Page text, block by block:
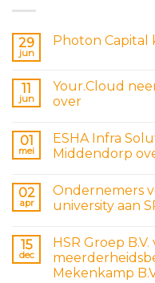
29
jun
Photon
11
jun
Your.Cloud
over
01
mei
ESHA Infra
Middendorp
02
apr
Ondernemers
university aan
15
dec
HSR Groep
Mekenkamp